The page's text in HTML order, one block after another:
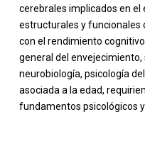
cerebrales implicados en
estructurales y funcionales
con el rendimiento
general del
neurobiología, psicología
asociada a la edad,
fundamentos psicológicos y
-